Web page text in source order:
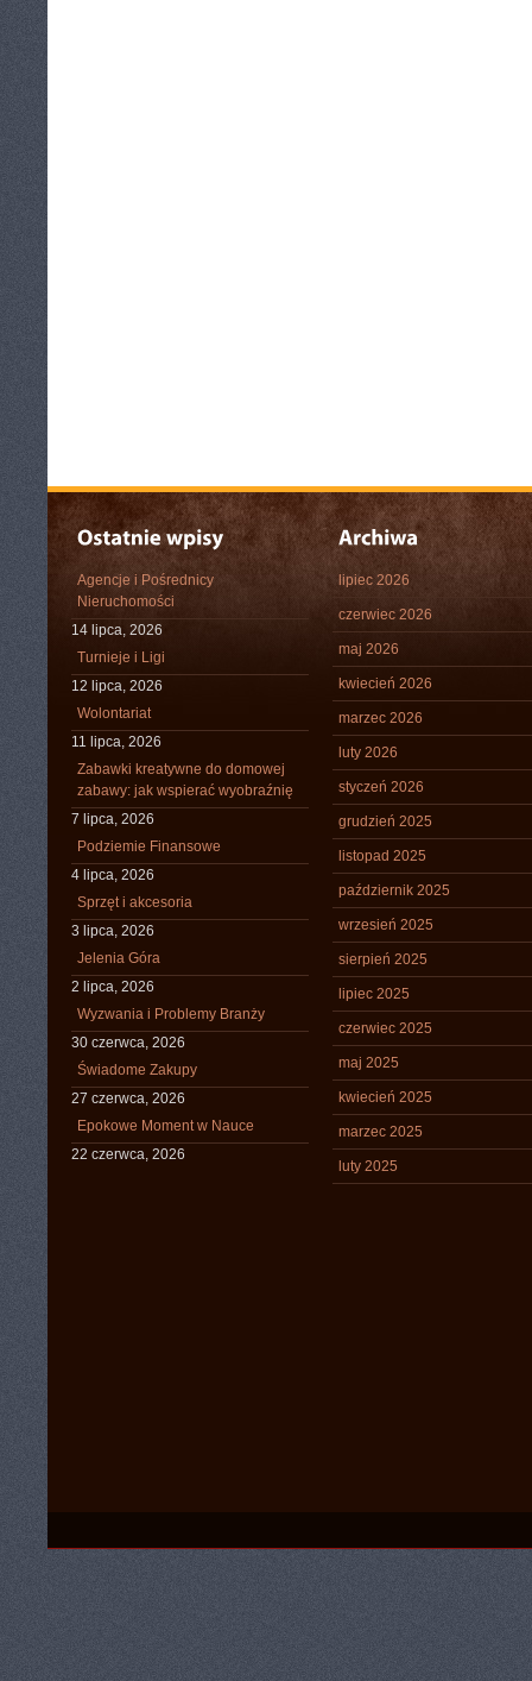
Agencje i Pośrednicy
Nieruchomości
14 lipca, 2026
Turnieje i Ligi
12 lipca, 2026
Wolontariat
11 lipca, 2026
Zabawki kreatywne do domowej
zabawy: jak wspierać wyobraźnię
7 lipca, 2026
Podziemie Finansowe
4 lipca, 2026
Sprzęt i akcesoria
3 lipca, 2026
Jelenia Góra
2 lipca, 2026
Wyzwania i Problemy Branży
30 czerwca, 2026
Świadome Zakupy
27 czerwca, 2026
Epokowe Moment w Nauce
22 czerwca, 2026
lipiec 2026
czerwiec 2026
maj 2026
kwiecień 2026
marzec 2026
luty 2026
styczeń 2026
grudzień 2025
listopad 2025
październik 2025
wrzesień 2025
sierpień 2025
lipiec 2025
czerwiec 2025
maj 2025
kwiecień 2025
marzec 2025
luty 2025